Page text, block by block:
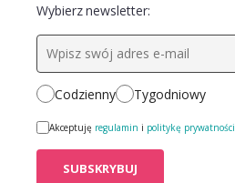
Wybierz newsletter:
Codzienny Tygodniowy
Akceptuję regulamin i politykę prywatności